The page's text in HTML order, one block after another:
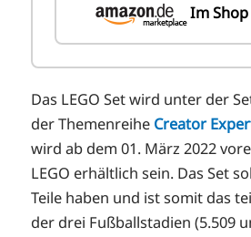
Im
Das LEGO Set wird unter der
der Themenreihe Creator
wird ab dem 01. März 2022
LEGO erhältlich sein. Das Set
Teile haben und ist somit das
der drei Fußballstadien (5.509